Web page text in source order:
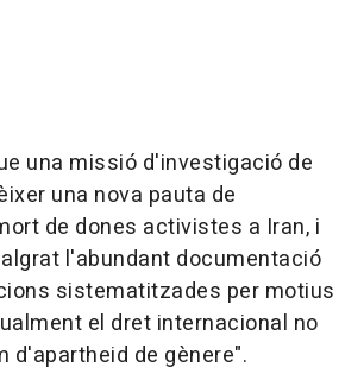
una missió d'investigació de
una nova pauta de
de dones activistes a Iran, i
l'abundant documentació
sistematitzades per motius
el dret internacional no
d'apartheid de gènere".